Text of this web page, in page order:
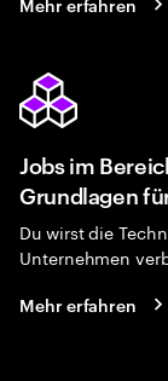
Jobs im
Grundlagen
Du wirst die
Unternehmen
Mehr erfahren